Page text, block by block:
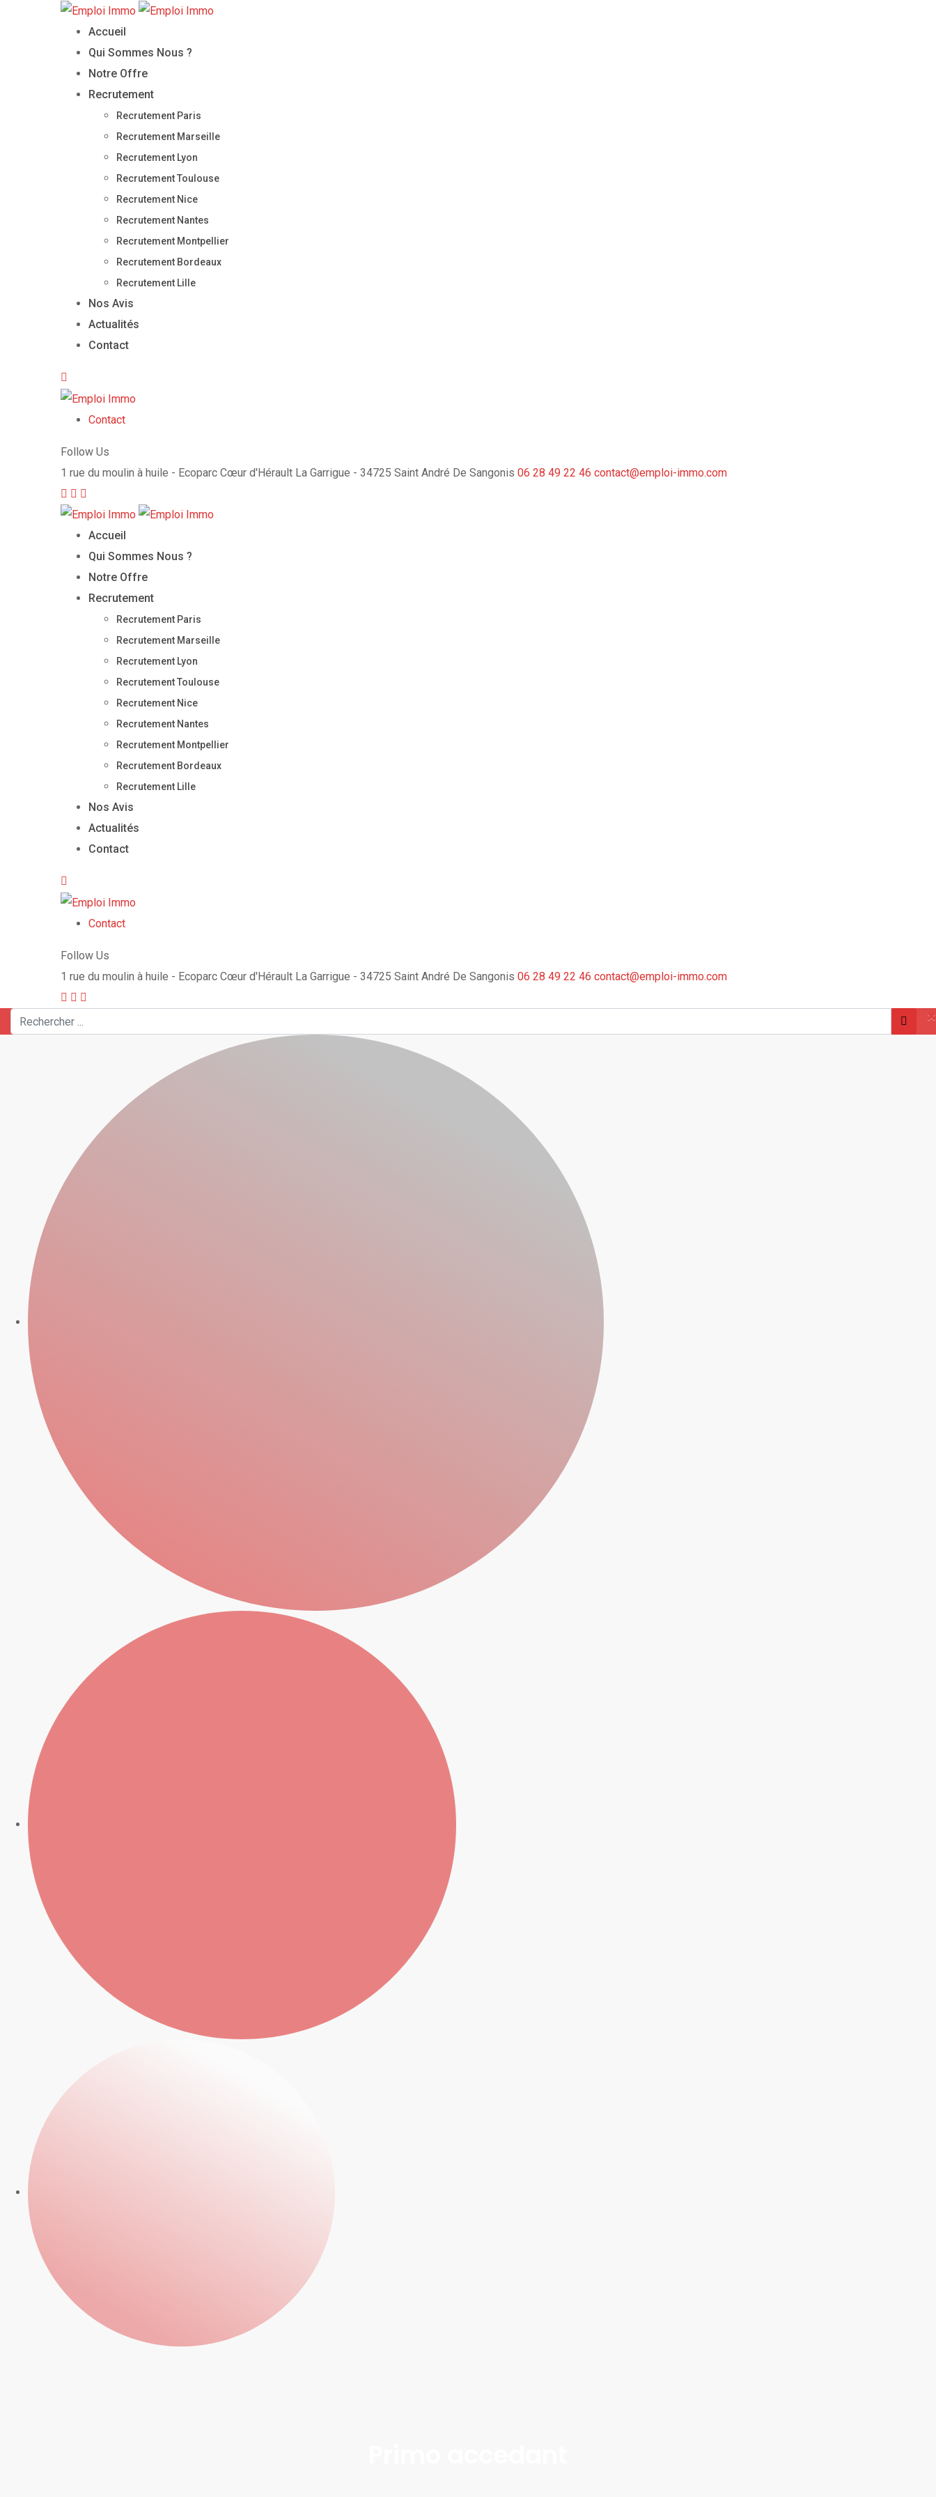
Accueil
Qui Sommes Nous ?
Notre Offre
Recrutement
Recrutement Paris
Recrutement Marseille
Recrutement Lyon
Recrutement Toulouse
Recrutement Nice
Recrutement Nantes
Recrutement Montpellier
Recrutement Bordeaux
Recrutement Lille
Nos Avis
Actualités
Contact
Contact
Follow Us
1 rue du moulin à huile - Ecoparc Cœur d'Hérault La Garrigue - 34725 Saint André De Sangonis 06 28 49 22 46 contact@emploi-immo.com
Accueil
Qui Sommes Nous ?
Notre Offre
Recrutement
Recrutement Paris
Recrutement Marseille
Recrutement Lyon
Recrutement Toulouse
Recrutement Nice
Recrutement Nantes
Recrutement Montpellier
Recrutement Bordeaux
Recrutement Lille
Nos Avis
Actualités
Contact
Contact
Follow Us
1 rue du moulin à huile - Ecoparc Cœur d'Hérault La Garrigue - 34725 Saint André De Sangonis 06 28 49 22 46 contact@emploi-immo.com
×